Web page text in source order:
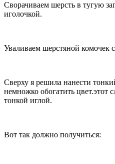
Сворачиваем шерсть в тугую
иголочкой.
Уваливаем шерстяной комочек
Сверху я решила нанести
немножко обогатить цвет.этот
тонкой иглой.
Вот так должно получиться: